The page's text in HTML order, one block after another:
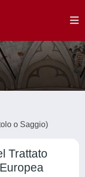
o Saggio)
Trattato